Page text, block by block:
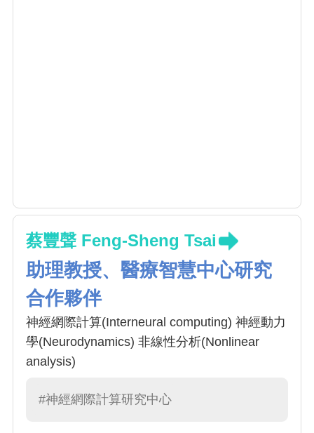
蔡豐聲 Feng-Sheng Tsai
助理教授、醫療智慧中心研究
合作夥伴
神經網際計算(Interneural computing) 神經動力
學(Neurodynamics) 非線性分析(Nonlinear
analysis)
#神經網際計算研究中心